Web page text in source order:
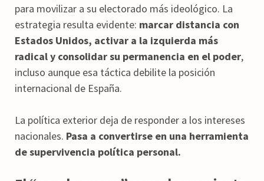
para movilizar a su electorado más ideológico. La
estrategia resulta evidente: marcar distancia con
Estados Unidos, activar a la izquierda más
radical y consolidar su permanencia en el poder,
incluso aunque esa táctica debilite la posición
internacional de España.
La política exterior deja de responder a los intereses
nacionales. Pasa a convertirse en una herramienta
de supervivencia política personal.